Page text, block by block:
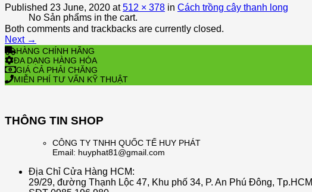
No Sản phẩms in the cart.
Published 23 June, 2020 at512 × 378 in Cách trồng cây thanh long
Both comments and trackbacks are currently closed.
Next →
HÀNG CHÍNH HÃNG
ĐA DẠNG HÀNG HÓA
GIÁ CẢ PHẢI CHĂNG
MIỄN PHÍ TƯ VẤN KỸ THUẬT
THÔNG TIN SHOP
CÔNG TY TNHH QUỐC TẾ HUY PHÁT
Email: huyphat81@gmail.com
Địa Chỉ Cửa Hàng HCM:
29/29, đường Thạnh Lộc 47, Khu phố 34, P. An Phú Đông, Tp.HCM